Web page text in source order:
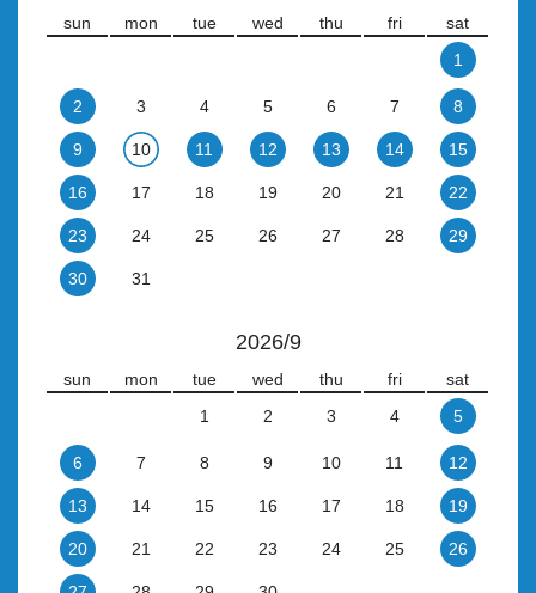
sun mon tue wed thu fri
sat
1
2 3 4 5 6 7 8
9 10 11 12 13 14 15
16 17 18 19 20 21 22
23 24 25 26 27 28 29
30 31
2026/9
sun mon tue wed thu fri
sat
1
2 3 4 5
6 7 8 9 10 11 12
13 14 15 16 17 18 19
20 21 22 23 24 25 26